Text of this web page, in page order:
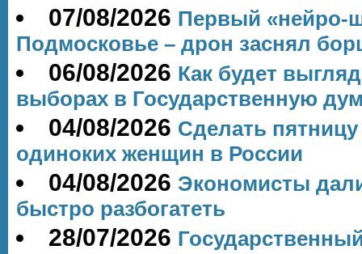
07/08/2026 Первый «нейро-
Подмосковье – дрон заснял
06/08/2026 Как будет
выборах в Государственную
04/08/2026 Сделать
одиноких женщин в России
04/08/2026 Экономисты
быстро разбогатеть
28/07/2026